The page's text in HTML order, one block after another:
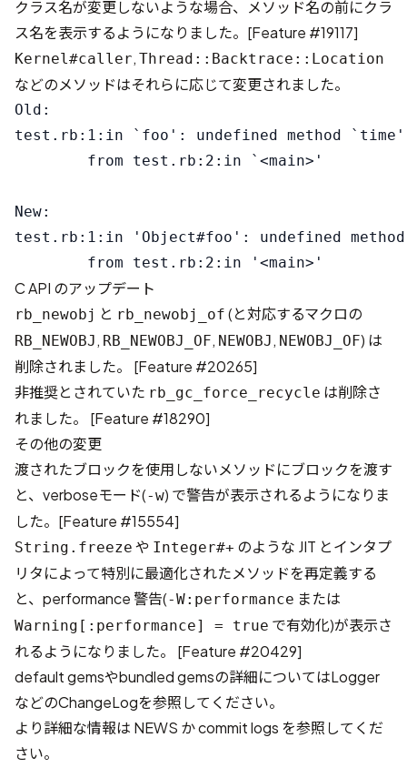
クラス名が変更しないような場合、メソッド名の前にクラ
ス名を表示するようになりました。[Feature #19117]
Kernel#caller, Thread::Backtrace::Location
などのメソッドはそれらに応じて変更されました。
Old:
test.rb:1:in `foo': undefined method
        from test.rb:2:in `<main>'
New:
test.rb:1:in 'Object#foo': undefined
C API のアップデート
rb_newobj と rb_newobj_of (と対応するマクロの
RB_NEWOBJ , RB_NEWOBJ_OF, NEWOBJ , NEWOBJ_OF) は
削除されました。 [Feature #20265]
非推奨とされていた rb_gc_force_recycle は削除さ
れました。 [Feature #18290]
その他の変更
渡されたブロックを使用しないメソッドにブロックを渡す
と、verboseモード(-w) で警告が表示されるようになりま
した。[Feature #15554]
String.freeze や Integer#+ のような JIT とインタプ
リタによって特別に最適化されたメソッドを再定義する
と、performance 警告(-W:performance または
Warning[:performance] = true で有効化)が表示さ
れるようになりました。 [Feature #20429]
default gemsやbundled gemsの詳細についてはLogger
などのChangeLogを参照してください。
より詳細な情報は NEWS かcommit logs を参照してくだ
さい。